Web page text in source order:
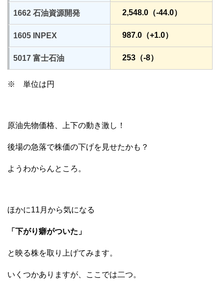
1662 石油資源開発 2,548.0（-44.0）
1605 INPEX 987.0（+1.0）
5017 富士石油 253（-8）
※ 単位は円
原油先物価格、上下の動き激し！
後場の急落で株価の下げを見せたかも？
ようわからんところ。
ほかに11月から気になる
「下がり癖がついた」
と映る株を取り上げてみます。
いくつかありますが、ここでは二つ。